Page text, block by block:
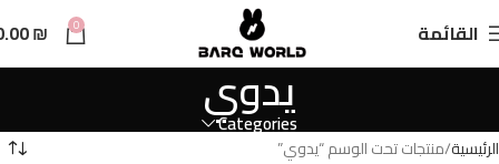
القائمة 0
₪
يدوي
Categories
الرئيسية منتجات تحت الوسم “يدوي”